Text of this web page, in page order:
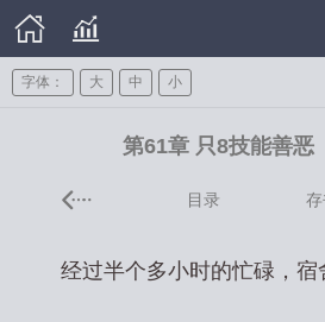
字体： 大 中 小
第61章 只8技能善恶
目录
经过半个多小时的忙碌，宿